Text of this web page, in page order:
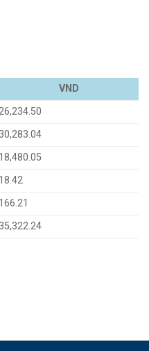
VND
18,480.05
18.42
166.21